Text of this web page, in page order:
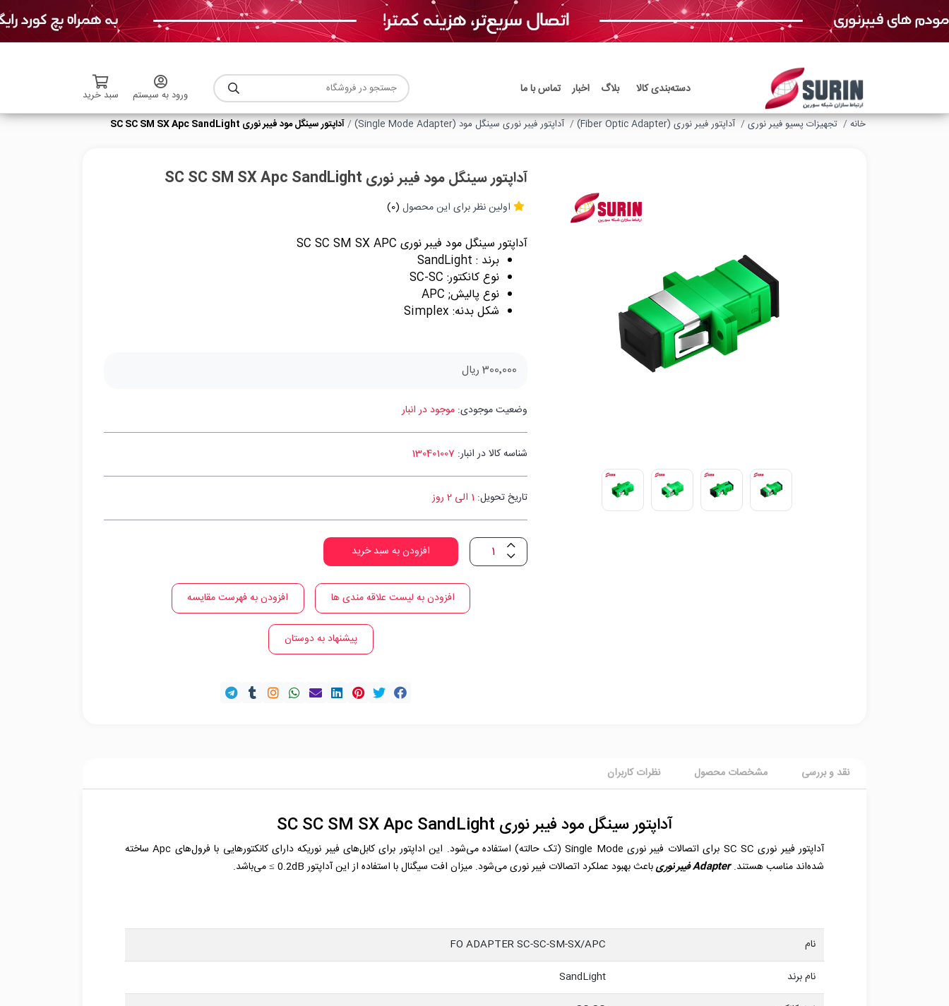
دسته‌بندی‌ کالا بلاگ اخبار تماس با ما ورود به سیستم
سبد خرید
خانه
تجهیزات پسیو فیبر نوری آداپتور فیبر نوری (Fiber Optic Adapter) آداپتور فیبر نوری سینگل مود (Single Mode Adapter) آداپتور سینگل مود فیبر نوری SC SC SM SX Apc SandLight
آداپتور سینگل مود فیبر نوری SC SC SM SX Apc SandLight
اولین نظر برای این محصول (0)
آداپتور سینگل مود فیبر نوری SC SC SM SX APC
برند : SandLight
نوع کانکتور: SC-SC
نوع پالیش; APC
شکل بدنه: Simplex
300٬000 ریال
وضعیت موجودی: موجود در انبار
شناسه کالا در انبار: 130401007
تاریخ تحویل: 1 الی 2 روز
افزودن به سبد خرید
افزودن به لیست علاقه مندی ها افزودن به فهرست مقایسه
پیشنهاد به دوستان
نقد و بررسی مشخصات محصول نظرات کاربران
آداپتور سینگل مود فیبر نوری SC SC SM SX Apc SandLight
آداپتور فیبر نوری SC SC برای اتصالات فیبر نوری Single Mode (تک حالته) استفاده می‌شود. این اداپتور برای کابل‌های فیبر نوریکه دارای کانکتورهایی با فرول‌های Apc ساخته
شده‌اند مناسب هستند.Adapter فیبر نوری باعث بهبود عملکرد اتصالات فیبر نوری می‌شود. میزان افت سیگنال با استفاده از این آداپتور 0.2dB ≥ می‌باشد.
نام
FO ADAPTER SC-SC-SM-SX/APC
نام برند
SandLight